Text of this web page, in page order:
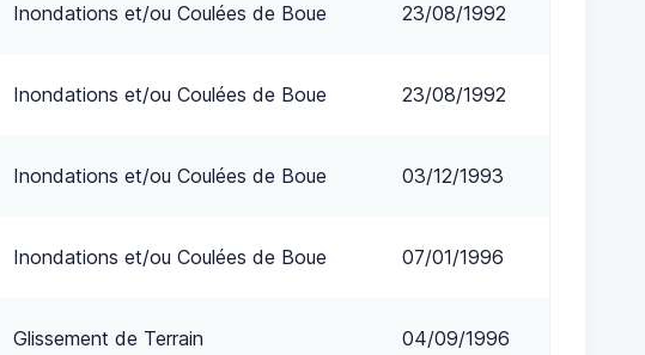
Inondations et/ou Coulées de Boue 23/08/1992
Inondations et/ou Coulées de Boue 23/08/1992
Inondations et/ou Coulées de Boue 03/12/1993
Inondations et/ou Coulées de Boue 07/01/1996
Glissement de Terrain 04/09/1996